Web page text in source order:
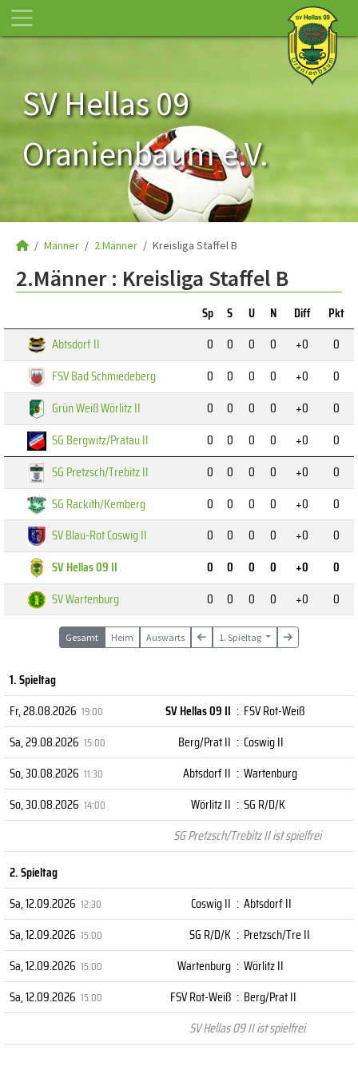
SV Hellas 09
Oranienbaum e.V.
Männer 2.Männer Kreisliga Staffel B
2.Männer : Kreisliga Staffel B
Sp S U N Diff
Pkt
Abtsdorf II
0 0 0 0 +0
0
FSV Bad Schmiedeberg
0 0 0 0 +0
0
Grün Weiß Wörlitz II
0 0 0 0 +0
0
SG Bergwitz/Pratau II
0 0 0 0 +0
0
SG Pretzsch/Trebitz II
0 0 0 0 +0
0
SG Rackith/Kemberg
0 0 0 0 +0
0
SV Blau-Rot Coswig II
0 0 0 0 +0
0
SV Hellas 09 II
0 0 0 0 +0
0
SV Wartenburg
0 0 0 0 +0 0
Gesamt Heim Auswärts 1. Spieltag
1. Spieltag
Fr, 28.08.2026 19:00 SV Hellas 09 II : FSV Rot-Weiß
Sa, 29.08.2026 15:00 Berg/Prat II : Coswig II
So, 30.08.2026 11:30 Abtsdorf II : Wartenburg
So, 30.08.2026 14:00 Wörlitz II : SG R/D/K
SG Pretzsch/Trebitz II ist spielfrei
2. Spieltag
Sa, 12.09.2026 12:30 Coswig II : Abtsdorf II
Sa, 12.09.2026 15:00 SG R/D/K : Pretzsch/Tre II
Sa, 12.09.2026 15:00 Wartenburg : Wörlitz II
Sa, 12.09.2026 15:00 FSV Rot-Weiß : Berg/Prat II
SV Hellas 09 II ist spielfrei